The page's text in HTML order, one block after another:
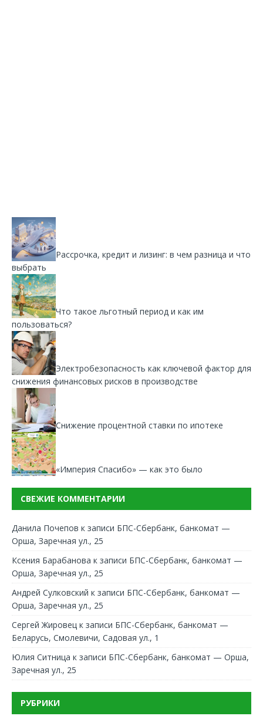
Рассрочка, кредит и лизинг: в чем разница и что
выбрать
Что такое льготный период и как им
пользоваться?
Электробезопасность как ключевой фактор для
снижения финансовых рисков в производстве
Снижение процентной ставки по ипотеке
«Империя Спасибо» — как это было
СВЕЖИЕ КОММЕНТАРИИ
Данила Почепов к записи БПС-Сбербанк, банкомат —
Орша, Заречная ул., 25
Ксения Барабанова к записи БПС-Сбербанк, банкомат —
Орша, Заречная ул., 25
Андрей Сулковский к записи БПС-Сбербанк, банкомат —
Орша, Заречная ул., 25
Сергей Жировец к записи БПС-Сбербанк, банкомат —
Беларусь, Смолевичи, Садовая ул., 1
Юлия Ситница к записи БПС-Сбербанк, банкомат — Орша,
Заречная ул., 25
РУБРИКИ